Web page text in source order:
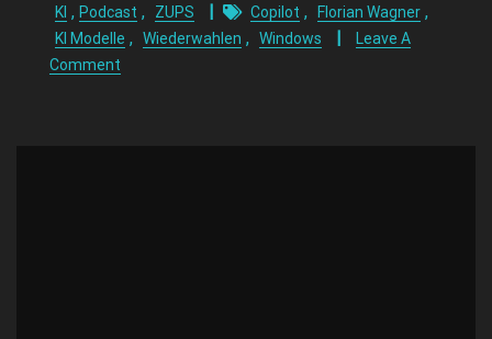
KI , Podcast , ZUPS Copilot , Florian Wagner ,
KI Modelle , Wiederwahlen , Windows
Leave A
Comment